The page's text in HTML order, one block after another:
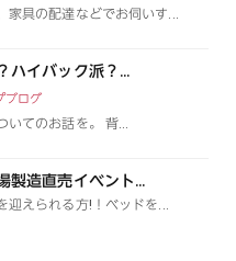
家具の配達などでお伺いす...
ハイバック派？...
ブログ
いてのお話を。 背...
製造直売イベント...
迎えられる方!！ベッドを...